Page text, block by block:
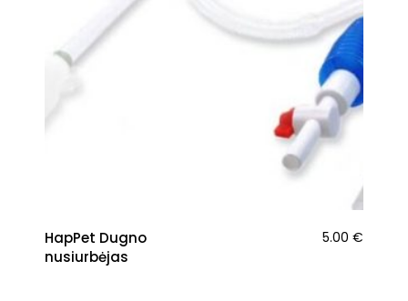
HapPet Dugno
nusiurbėjas
5.00 €